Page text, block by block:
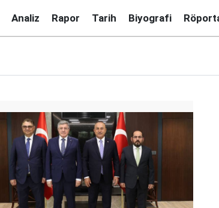
Analiz Rapor Tarih Biyografi